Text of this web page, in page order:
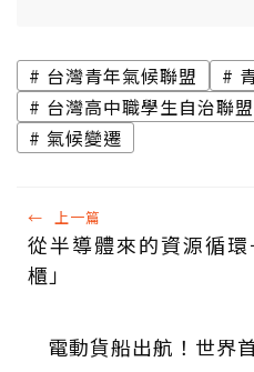
台灣青年氣候聯盟
台灣高中職學生自治聯盟
氣候變遷
← 上一篇
從半導體來的資源循
櫃」
電動貨船出航！世界